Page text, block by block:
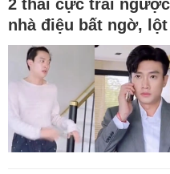
2 thái cực trái
nhà điệu bất ngờ,